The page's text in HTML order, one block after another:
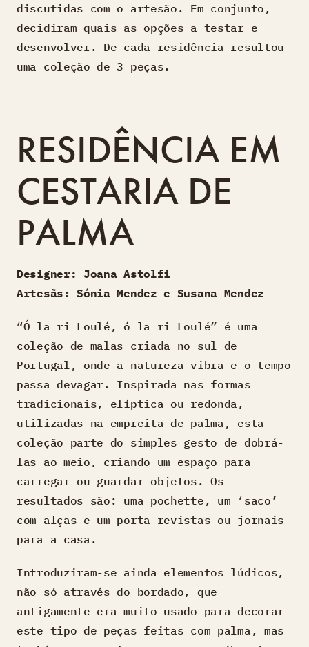
discutidas com o artesão. Em conjunto,
decidiram quais as opções a testar e
desenvolver. De cada residência resultou
uma coleção de 3 peças.
RESIDÊNCIA EM
CESTARIA DE
PALMA
Designer: Joana Astolfi
Artesãs: Sónia Mendez e Susana Mendez
“Ó la ri Loulé, ó la ri Loulé” é uma
coleção de malas criada no sul de
Portugal, onde a natureza vibra e o tempo
passa devagar. Inspirada nas formas
tradicionais, elíptica ou redonda,
utilizadas na empreita de palma, esta
coleção parte do simples gesto de dobrá-
las ao meio, criando um espaço para
carregar ou guardar objetos. Os
resultados são: uma pochette, um ‘saco’
com alças e um porta-revistas ou jornais
para a casa.
Introduziram-se ainda elementos lúdicos,
não só através do bordado, que
antigamente era muito usado para decorar
este tipo de peças feitas com palma, mas